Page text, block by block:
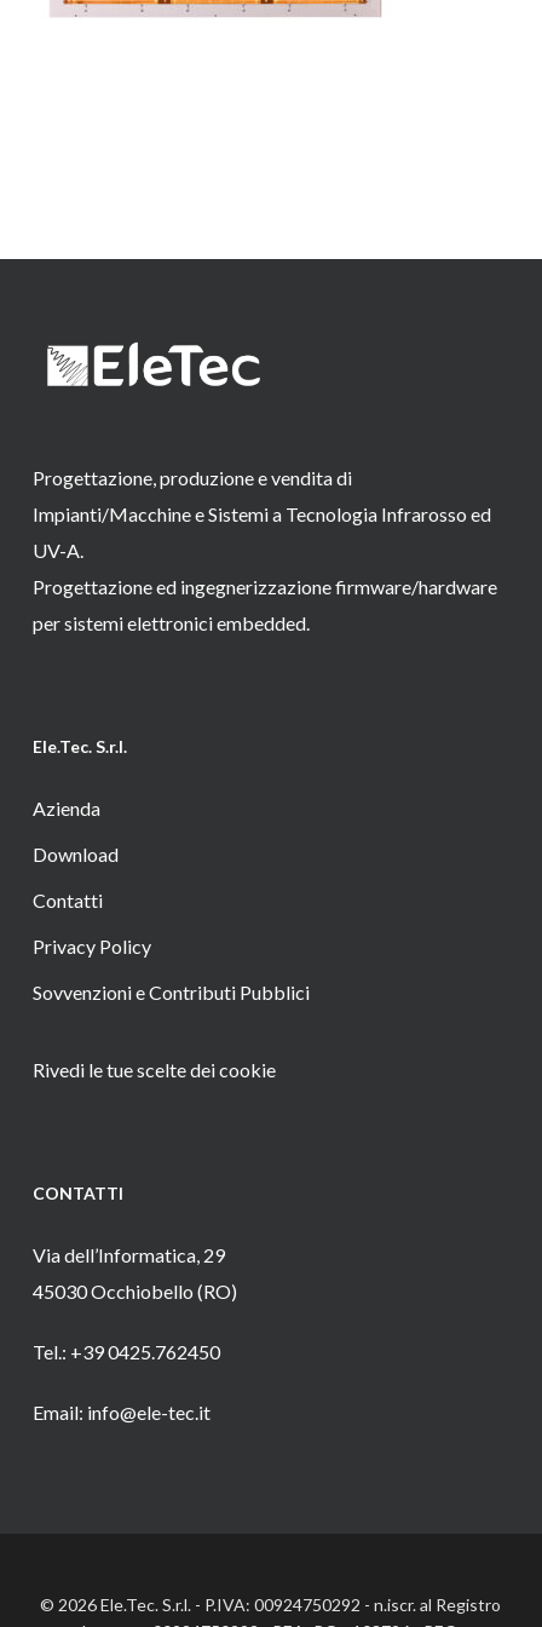
Progettazione, produzione e vendita di
Impianti/Macchine e Sistemi a Tecnologia Infrarosso ed
UV-A.
Progettazione ed ingegnerizzazione firmware/hardware
per sistemi elettronici embedded.
Ele.Tec. S.r.l.
Azienda
Download
Contatti
Privacy Policy
Sovvenzioni e Contributi Pubblici
Rivedi le tue scelte dei cookie
CONTATTI
Via dell’Informatica, 29
45030 Occhiobello (RO)
Tel.: +39 0425.762450
Email: info@ele-tec.it
© 2026 Ele.Tec. S.r.l. - P.IVA: 00924750292 - n.iscr. al Registro